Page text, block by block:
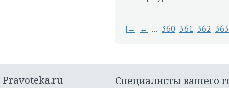
|← ← … 360 361 362 363
Pravoteka.ru Специалисты вашего